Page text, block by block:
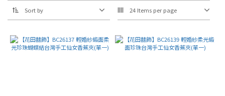
Price
(NT$)
Sort by 24 Items per page